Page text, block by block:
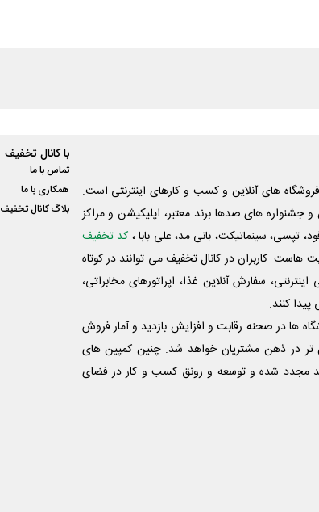
های آنلاین و کسب و‌ کارهای اینترنتی است.
های صدها برند معتبر، اپلیکیشن و مراکز
تپسی، سینماتیکت، بانی مد، علی‌ بابا ، کد تخفیف
‌هاست. کاربران در کانال تخفیف می توانند در کوتاه
سفارش آنلاین غذا، اپراتورهای مخابراتی،
کنند.
ها در صحنه رقابت و افزایش بازدید و آمار فروش
تر در ذهن مشتریان خواهد شد. چنین کمپین های
مجدد شده و توسعه و رونق کسب و کار در فضای
با کانال تخفیف
تماس با ما
همکاری با ما
بلاگ کانال تخفیف